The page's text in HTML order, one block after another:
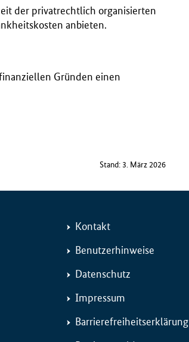
der privatrechtlich organisierten
anbieten.
Gründen einen
Stand: 3. März 2026
Kontakt
Benutzerhinweise
Datenschutz
Impressum
Barrierefreiheitserklärung